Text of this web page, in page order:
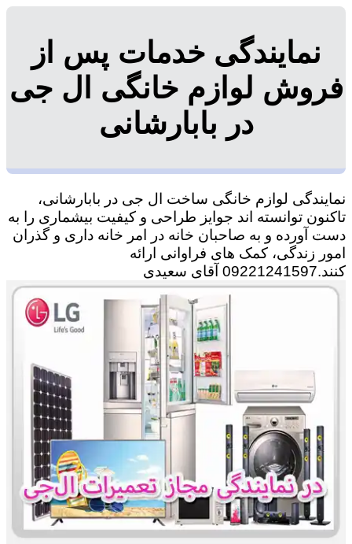
نمایندگی خدمات پس از
فروش لوازم خانگی ال جی
در بابارشانی
نمایندگی لوازم خانگی ساخت ال جی در بابارشانی،
تاکنون توانسته اند جوایز طراحی و کیفیت بیشماری را به
دست آورده و به صاحبان خانه در امر خانه داری و گذران
امور زندگی، کمک های فراوانی ارائه
کنند.09221241597 آقای سعیدی